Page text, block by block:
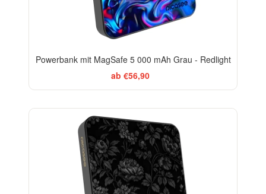
Powerbank mit MagSafe 5 000 mAh Grau - Redlight
ab €56,90